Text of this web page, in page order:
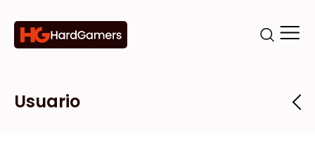
Categorías
Marcas
Tiendas
Usuario